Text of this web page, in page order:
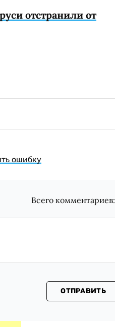
отстранили от
ошибку
Всего комментариев:
ОТПРАВИТЬ